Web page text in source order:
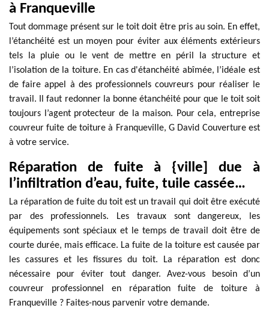
à Franqueville
Tout dommage présent sur le toit doit être pris au soin. En effet,
l’étanchéité est un moyen pour éviter aux éléments extérieurs
tels la pluie ou le vent de mettre en péril la structure et
l’isolation de la toiture. En cas d'étanchéité abîmée, l’idéale est
de faire appel à des professionnels couvreurs pour réaliser le
travail. Il faut redonner la bonne étanchéité pour que le toit soit
toujours l’agent protecteur de la maison. Pour cela, entreprise
couvreur fuite de toiture à Franqueville, G David Couverture est
à votre service.
Réparation de fuite à {ville] due à
l’infiltration d’eau, fuite, tuile cassée…
La réparation de fuite du toit est un travail qui doit être exécuté
par des professionnels. Les travaux sont dangereux, les
équipements sont spéciaux et le temps de travail doit être de
courte durée, mais efficace. La fuite de la toiture est causée par
les cassures et les fissures du toit. La réparation est donc
nécessaire pour éviter tout danger. Avez-vous besoin d’un
couvreur professionnel en réparation fuite de toiture à
Franqueville ? Faites-nous parvenir votre demande.